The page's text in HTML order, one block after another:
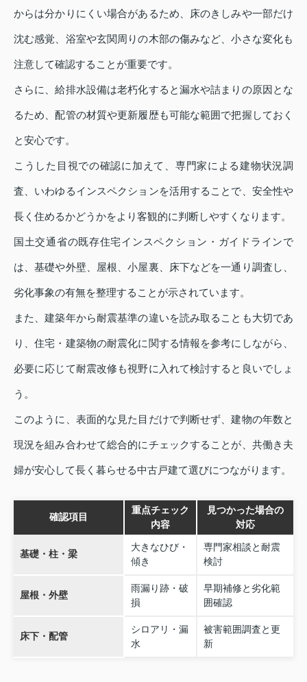
からは分かりにくい場合があるため、床のきしみや一部だけ
沈む感覚、浴室や玄関周りの木部の傷みなど、小さな変化も
注意して確認することが重要です。
さらに、給排水設備は老朽化すると漏水や詰まりの原因とな
るため、配管の材質や更新履歴も可能な範囲で把握しておく
と安心です。
こうした目視での確認に加えて、専門家による建物状況調
査、いわゆるインスペクションを活用することで、安全性や
長く住めるかどうかをより客観的に判断しやすくなります。
国土交通省の既存住宅インスペクション・ガイドラインで
は、基礎や外壁、屋根、小屋裏、床下などを一通り調査し、
劣化事象の有無を整理することが示されています。
また、建築年から耐震基準の違いを読み取ることも大切であ
り、住宅・建築物の耐震化に関する情報を参考にしながら、
必要に応じて耐震改修も視野に入れて検討すると良いでしょ
う。
このように、表面的な見た目だけで判断せず、建物の年数と
現況を組み合わせて総合的にチェックすることが、共働き夫
婦が安心して長く暮らせる中古戸建て選びにつながります。
確認項目
重点チェック
内容
見つかった場合の
対応
基礎・柱・梁
大きなひび・
傾き
専門家相談と耐震
検討
屋根・外壁
雨漏り跡・破
損
早期補修と劣化範
囲確認
床下・配管
シロアリ・漏
水
被害範囲調査と更
新